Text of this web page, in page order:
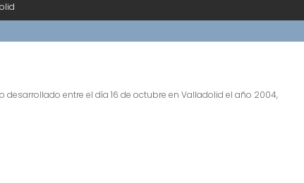
entre el día 16 de octubre en Valladolid el año 2004,